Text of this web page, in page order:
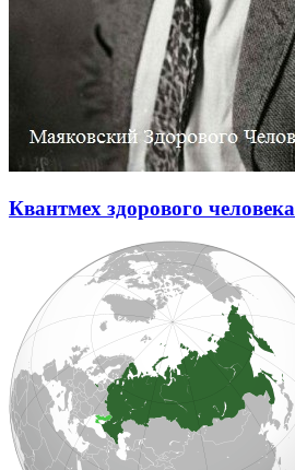
Квантмех здорового человека